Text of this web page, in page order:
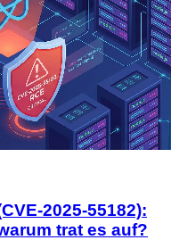
2025-55182):
trat es auf?